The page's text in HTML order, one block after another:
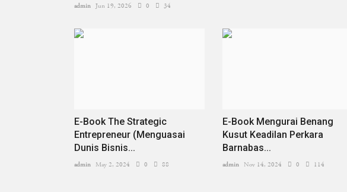
admin Jun 19, 2026 0 34
E-Book The Strategic
Entrepreneur (Menguasai
Dunis Bisnis...
admin May 2, 2024 0 88
E-Book Mengurai Benang
Kusut Keadilan Perkara
Barnabas...
admin Nov 14, 2024 0 114